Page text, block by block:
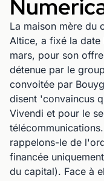
La maison mère du
Altice, a fixé la date
mars, pour son
détenue par le
convoitée par
disent 'convaincus
Vivendi et pour le
rappelons-le de
financée
du capital). Face à